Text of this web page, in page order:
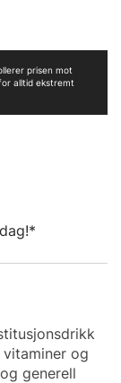
prisen mot
alltid ekstremt
og
generell